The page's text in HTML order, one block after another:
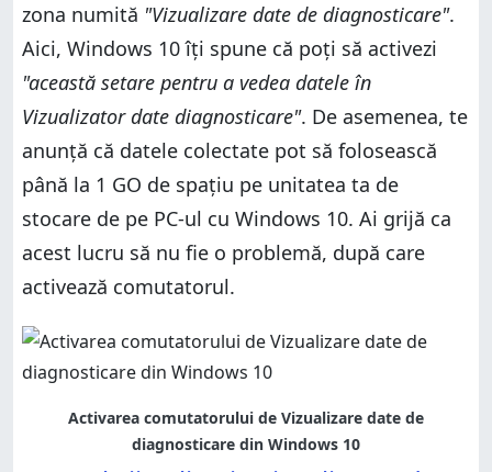
zona numită "Vizualizare date de diagnosticare".
Aici, Windows 10 îți spune că poți să activezi
"această setare pentru a vedea datele în
Vizualizator date diagnosticare". De asemenea, te
anunță că datele colectate pot să folosească
până la 1 GO de spațiu pe unitatea ta de
stocare de pe PC-ul cu Windows 10. Ai grijă ca
acest lucru să nu fie o problemă, după care
activează comutatorul.
Activarea comutatorului de Vizualizare date de
diagnosticare din Windows 10